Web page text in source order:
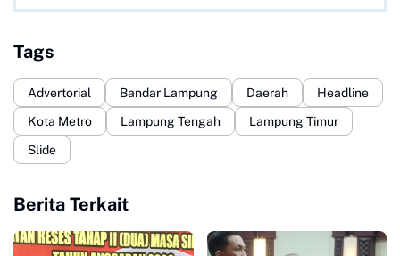
Tags
Advertorial Bandar Lampung Daerah
Headline
Kota Metro
Lampung Tengah
Lampung Timur
Slide
Berita Terkait